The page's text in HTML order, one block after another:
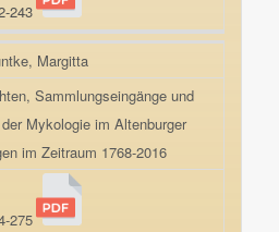
243
Margitta
Sammlungseingänge und
Mykologie im Altenburger
im Zeitraum 1768-2016
275